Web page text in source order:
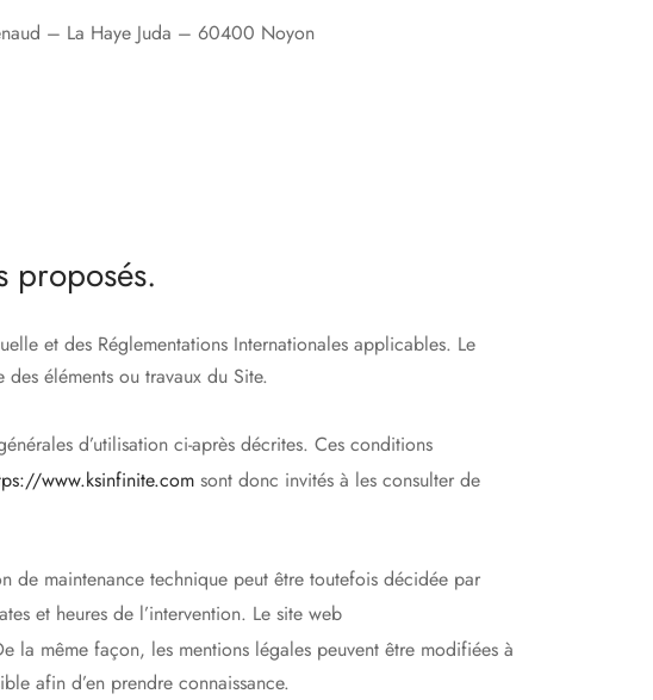
– La Haye Juda – 60400 Noyon
proposés.
et des Réglementations Internationales applicables. Le
éléments ou travaux du Site.
d’utilisation ci-après décrites. Ces conditions
www.ksinfinite.com sont donc invités à les consulter de
de maintenance technique peut être toutefois décidée par
et heures de l’intervention. Le site web
la même façon, les mentions légales peuvent être modifiées à
afin d’en prendre connaissance.